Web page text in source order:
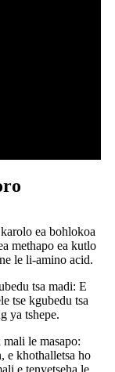
ea bohlokoa
methapo ea kutlo
le li-amino acid.
tsa madi: E
tse kgubedu tsa
ya tshepe.
le masapo:
e khothalletsa ho
e tenyetseha le